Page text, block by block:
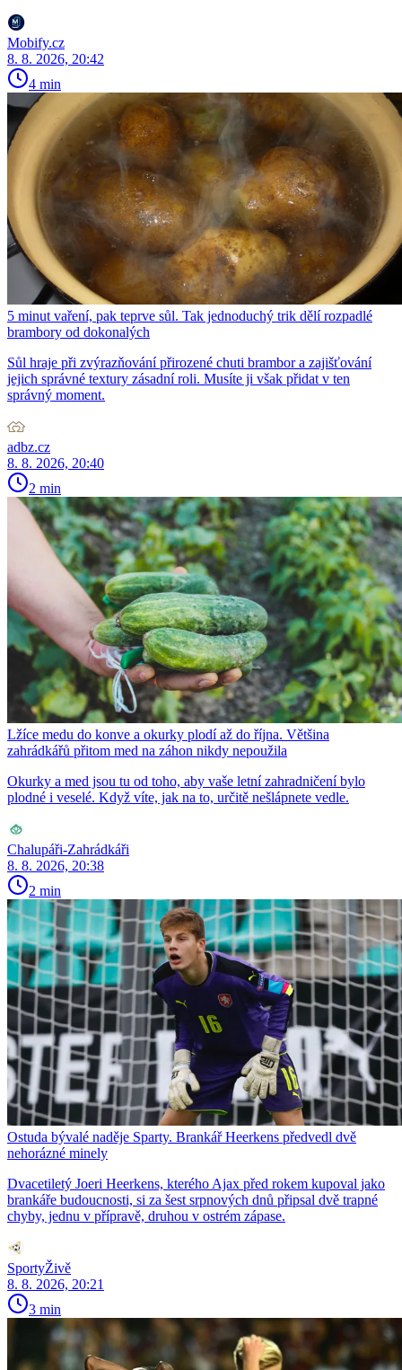
Mobify.cz
8. 8. 2026, 20:42
4 min
5 minut vaření, pak teprve sůl. Tak jednoduchý trik dělí rozpadlé
brambory od dokonalých
Sůl hraje při zvýrazňování přirozené chuti brambor a zajišťování
jejich správné textury zásadní roli. Musíte ji však přidat v ten
správný moment.
adbz.cz
8. 8. 2026, 20:40
2 min
Lžíce medu do konve a okurky plodí až do října. Většina
zahrádkářů přitom med na záhon nikdy nepoužila
Okurky a med jsou tu od toho, aby vaše letní zahradničení bylo
plodné i veselé. Když víte, jak na to, určitě nešlápnete vedle.
Chalupáři-Zahrádkáři
8. 8. 2026, 20:38
2 min
Ostuda bývalé naděje Sparty. Brankář Heerkens předvedl dvě
nehorázné minely
Dvacetiletý Joeri Heerkens, kterého Ajax před rokem kupoval jako
brankáře budoucnosti, si za šest srpnových dnů připsal dvě trapné
chyby, jednu v přípravě, druhou v ostrém zápase.
SportyŽivě
8. 8. 2026, 20:21
3 min